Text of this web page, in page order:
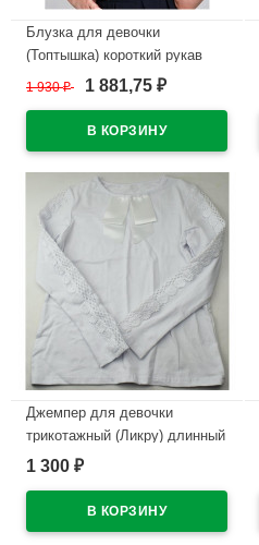
Блузка для девочки
(Топтышка) короткий рукав
цвет розовый арт.072
1 930₽ 1 881,75 ₽
Джемпер для девочки
трикотажный (Ликру) длинный
рукав цвет белый арт.0241
32/128-40/158
1 300 ₽